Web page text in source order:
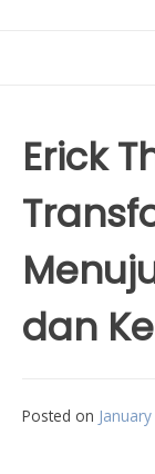
Erick
dan
Posted on